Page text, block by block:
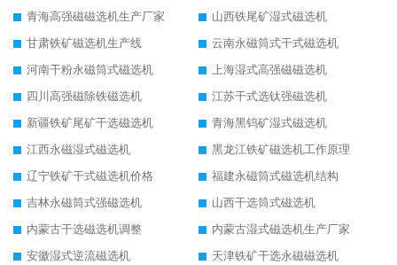
青海高强磁磁选机生产厂家
山西铁尾矿湿式磁选机
甘肃铁矿磁选机生产线
云南永磁筒式干式磁选机
河南干粉永磁筒式磁选机
上海湿式高强磁磁选机
四川高强磁除铁磁选机
江苏干式选钛强磁选机
新疆铁矿尾矿干选磁选机
青海黑钨矿湿式磁选机
江西永磁湿式磁选机
黑龙江铁矿磁选机工作原理
辽宁铁矿干式磁选机价格
福建永磁筒式磁选机结构
吉林永磁筒式强磁选机
山西干选筒式磁选机
内蒙古干选磁选机调整
内蒙古湿式磁选机生产厂家
安徽湿式逆流磁选机
天津铁矿干选永磁磁选机